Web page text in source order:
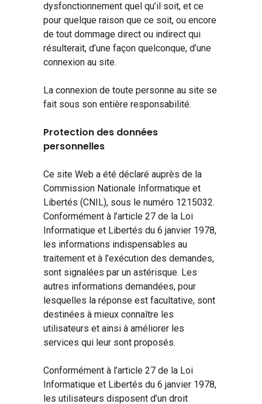
dysfonctionnement quel qu’il soit, et ce
pour quelque raison que ce soit, ou encore
de tout dommage direct ou indirect qui
résulterait, d’une façon quelconque, d’une
connexion au site.
La connexion de toute personne au site se
fait sous son entière responsabilité.
Protection des données
personnelles
Ce site Web a été déclaré auprès de la
Commission Nationale Informatique et
Libertés (CNIL), sous le numéro 1215032.
Conformément à l’article 27 de la Loi
Informatique et Libertés du 6 janvier 1978,
les informations indispensables au
traitement et à l’exécution des demandes,
sont signalées par un astérisque. Les
autres informations demandées, pour
lesquelles la réponse est facultative, sont
destinées à mieux connaître les
utilisateurs et ainsi à améliorer les
services qui leur sont proposés.
Conformément à l’article 27 de la Loi
Informatique et Libertés du 6 janvier 1978,
les utilisateurs disposent d’un droit